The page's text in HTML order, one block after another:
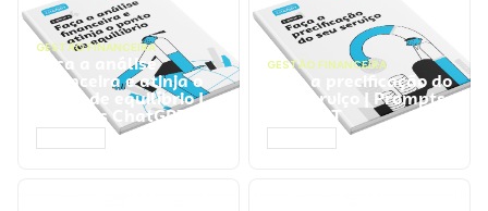
GESTÃO FINANCEIRA
Faça a análise
financeira e atinja o
ponto de equilíbrio |
Prompts ChatGPT
GESTÃO FINANCEIRA
Faça a precificação do
seu serviço | Prompts
ChatGPT